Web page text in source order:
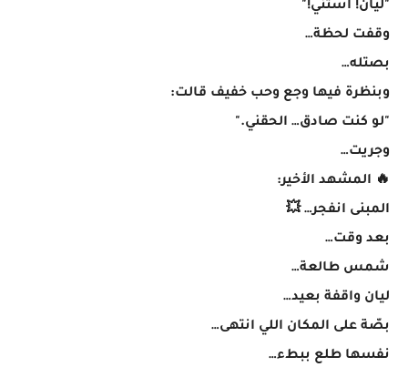
"ليان! استني!"
وقفت لحظة…
بصتله…
وبنظرة فيها وجع وحب خفيف قالت:
"لو كنت صادق… الحقني."
وجريت…
🔥 المشهد الأخير:
المبنى انفجر… 💥
بعد وقت…
شمس طالعة…
ليان واقفة بعيد…
بصّة على المكان اللي انتهى…
نفسها طلع ببطء…